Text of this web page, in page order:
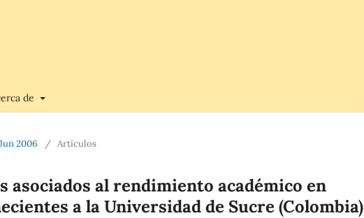
de
2006 / Artículos
asociados al rendimiento académico en
a la Universidad de Sucre (Colombia)